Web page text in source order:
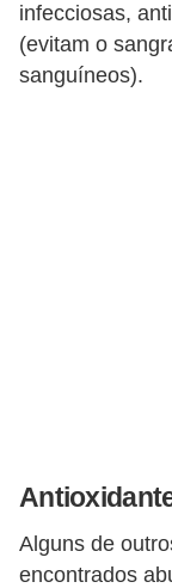
infecciosas,
(evitam o
sanguíneos).
Alguns de
encontrados